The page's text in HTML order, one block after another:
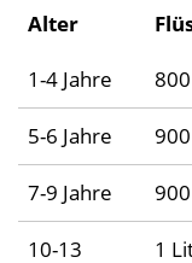
Alter
1-4 Jahre
5-6 Jahre
7-9 Jahre
10-13
1